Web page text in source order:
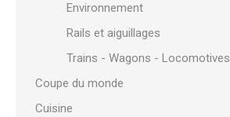
Environnement
Rails et aiguillages
Trains - Wagons - Locomotives
Coupe du monde
Cuisine